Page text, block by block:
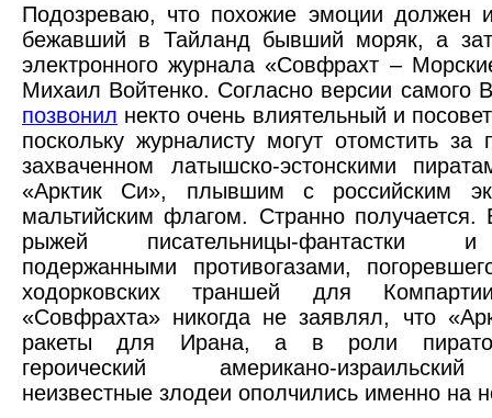
Подозреваю, что похожие эмоции должен
бежавший в Тайланд бывший моряк, а
электронного журнала «Совфрахт –
Михаил Войтенко. Согласно версии самого
позвонил некто очень влиятельный и
поскольку журналисту могут отомстить за
захваченном латышско-эстонскими
«Арктик Си», плывшим с российским
мальтийским флагом. Странно получается.
рыжей писательницы-фантастки
подержанными противогазами,
ходорковских траншей для
«Совфрахта» никогда не заявлял, что
ракеты для Ирана, а в роли
героический американо-
неизвестные злодеи ополчились именно на